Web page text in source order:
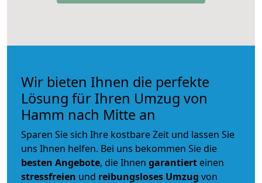
Wir bieten Ihnen die perfekte
Lösung für Ihren Umzug von
Hamm nach Mitte an
Sparen Sie sich Ihre kostbare Zeit und lassen Sie
uns Ihnen helfen. Bei uns bekommen Sie die
besten Angebote, die Ihnen garantiert einen
stressfreien und reibungsloses Umzug von